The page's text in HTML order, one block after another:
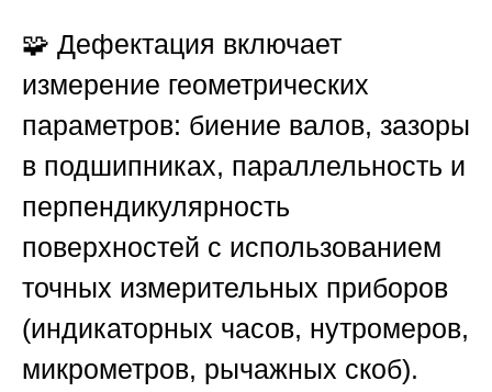
🧩 Дефектация включает
измерение геометрических
параметров: биение валов, зазоры
в подшипниках, параллельность и
перпендикулярность
поверхностей с использованием
точных измерительных приборов
(индикаторных часов, нутромеров,
микрометров, рычажных скоб).